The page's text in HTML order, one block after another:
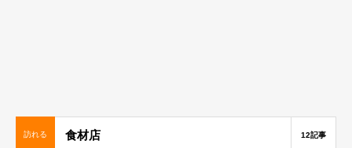
訪れる 食材店 12記事